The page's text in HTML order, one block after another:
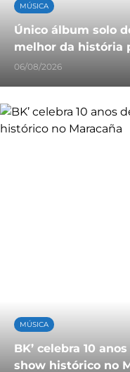
MÚSICA
Único álbum solo
melhor da história
06/08/2026
MÚSICA
BK’ celebra 10
show histórico no